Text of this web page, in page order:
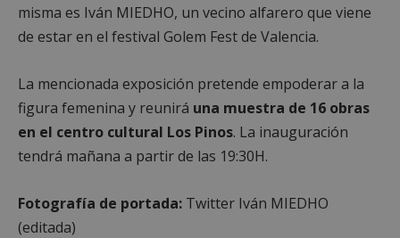
misma es Iván MIEDHO, un vecino alfarero que viene
de estar en el festival Golem Fest de Valencia.
La mencionada exposición pretende empoderar a la
figura femenina y reunirá una muestra de 16 obras
en el centro cultural Los Pinos. La inauguración
tendrá mañana a partir de las 19:30H.
Fotografía de portada: Twitter Iván MIEDHO
(editada)
Cookies de funcionalidad
Cookies no clasificadas
funcionalidad principal del sitio web, como el
inicio de sesión de usuario y la gestión de cuentas.
El sitio web no se puede utilizar correctamente sin
las cookies estrictamente necesarias.
Nombre
Proveedor
PHPSESSID
PHP.net
alcorconhoy.com